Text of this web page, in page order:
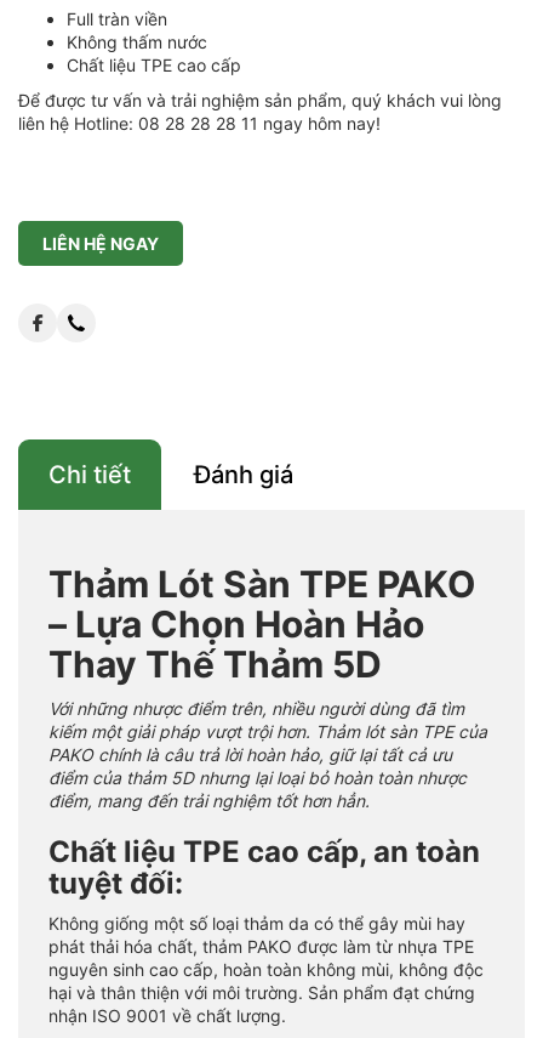
Full tràn viền
Không thấm nước
Chất liệu TPE cao cấp
Để được tư vấn và trải nghiệm sản phẩm, quý khách vui lòng
liên hệ Hotline: 08 28 28 28 11 ngay hôm nay!
LIÊN HỆ NGAY
Chi tiết Đánh giá
Thảm Lót Sàn TPE PAKO
– Lựa Chọn Hoàn Hảo
Thay Thế Thảm 5D
Với những nhược điểm trên, nhiều người dùng đã tìm
kiếm một giải pháp vượt trội hơn. Thảm lót sàn TPE của
PAKO chính là câu trả lời hoàn hảo, giữ lại tất cả ưu
điểm của thảm 5D nhưng lại loại bỏ hoàn toàn nhược
điểm, mang đến trải nghiệm tốt hơn hẳn.
Chất liệu TPE cao cấp, an toàn
tuyệt đối:
Không giống một số loại thảm da có thể gây mùi hay
phát thải hóa chất, thảm PAKO được làm từ nhựa TPE
nguyên sinh cao cấp, hoàn toàn không mùi, không độc
hại và thân thiện với môi trường. Sản phẩm đạt chứng
nhận ISO 9001 về chất lượng.